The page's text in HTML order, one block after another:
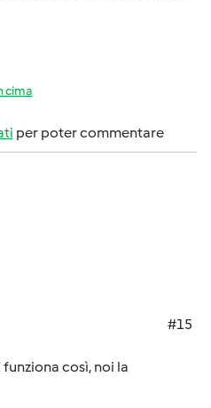
cima
per poter commentare
#15
così, noi la